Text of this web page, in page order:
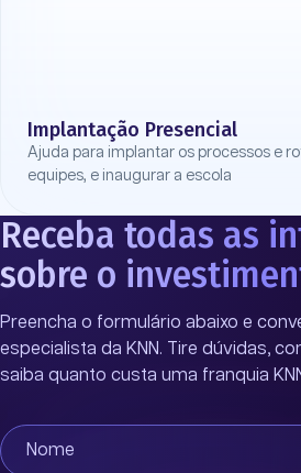
Implantação Presencial
Ajuda para implantar os processos e
equipes, e inaugurar a escola
Receba todas as
sobre o
Preencha o formulário abaixo e
especialista da KNN. Tire dúvidas,
saiba quanto custa uma franquia
Nome